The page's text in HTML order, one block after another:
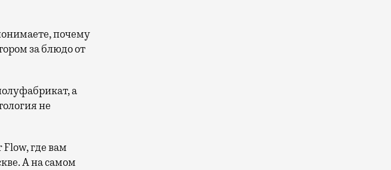
почему
за блюдо от
а
не
где вам
А на самом